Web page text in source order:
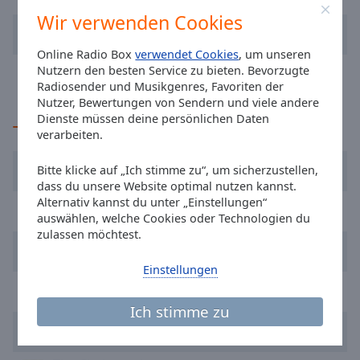
Wir verwenden Cookies
Online Radio Boxverwendet Cookies, um unseren
Nutzern den besten Service zu bieten. Bevorzugte
Radiosender und Musikgenres, Favoriten der
Nutzer, Bewertungen von Sendern und viele andere
Dienste müssen deine persönlichen Daten
verarbeiten.
Bitte klicke auf „Ich stimme zu“, um sicherzustellen,
dass du unsere Website optimal nutzen kannst.
Alternativ kannst du unter „Einstellungen“
auswählen, welche Cookies oder Technologien du
zulassen möchtest.
Ich stimme zu
Einstellungen
Opacity
Ellie GouldingLove Me Like You Do
AviciiWake Me Up
TOP-Künstler
David Guetta
Calvin Harris
Haddaway